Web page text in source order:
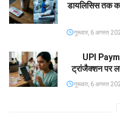
डायलिसिस तक
गुरूवार, 6 अगस्त
UPI
ट्रांजैक्शन पर
गुरूवार, 6 अगस्त